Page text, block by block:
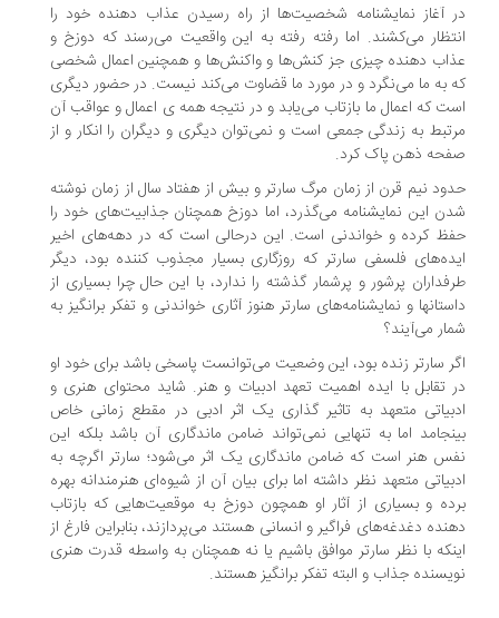
آغاز نمایشنامه شخصیت‌ها از راه رسیدن عذاب دهنده خود را
می‌کشند. اما رفته رفته به این واقعیت می‌رسند که دوزخ و
دهنده‌ چیزی جز کنش‌ها و واکنش‌ها و همچنین اعمال شخصی
به ما می‌نگرد و در مورد ما قضاوت می‌کند نیست. در حضور دیگری
که اعمال ما بازتاب می‌یابد و در نتیجه همه ی اعمال و عواقب آن
به زندگی جمعی است و نمی‌توان دیگری و دیگران را انکار و از
ذهن پاک کرد.
نیم قرن از زمان مرگ سارتر و بیش از هفتاد سال از زمان نوشته
این نمایشنامه می‌گذرد، اما دوزخ همچنان جذابیت‌های خود را
کرده و خواندنی است. این درحالی است که در دهه‌های اخیر
فلسفی سارتر که روزگاری بسیار مجذوب کننده بود، دیگر
پرشور و پرشمار گذشته را ندارد، با این حال چرا بسیاری از
و نمایشنامه‌های سارتر هنوز آثاری خواندنی و تفکر برانگیز به
می‌آیند؟
سارتر زنده بود، این وضعیت می‌توانست پاسخی باشد برای خود او
تقابل با ایده اهمیت تعهد ادبیات و هنر. شاید محتوای هنری و
متعهد به تاثیر گذاری یک اثر ادبی در مقطع زمانی خاص
اما به تنهایی نمی‌تواند ضامن ماندگاری آن باشد بلکه این
هنر است که ضامن ماندگاری یک اثر می‌شود؛ سارتر اگرچه به
متعهد نظر داشته اما برای بیان آن از شیوه‌ای هنرمندانه بهره
و بسیاری از آثار او همچون دوزخ به موقعیت‌هایی که بازتاب
دغدغه‌های فراگیر و انسانی هستند می‌پردازند، بنابراین فارغ از
با نظر سارتر موافق باشیم یا نه همچنان به واسطه قدرت هنری
جذاب و البته تفکر برانگیز هستند.